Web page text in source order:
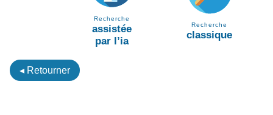
Recherche
assistée
par l’ia
Recherche
classique
◂ Retourner